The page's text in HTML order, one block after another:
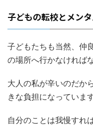
子どもの転校とメン
子どもたちも当然、仲
の場所へ行かなければ
大人の私が辛いのだか
きな負担になっていま
自分のことは我慢すれ